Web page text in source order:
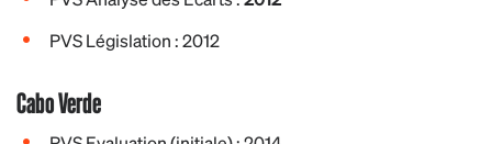
PVS Législation : 2012
Cabo Verde